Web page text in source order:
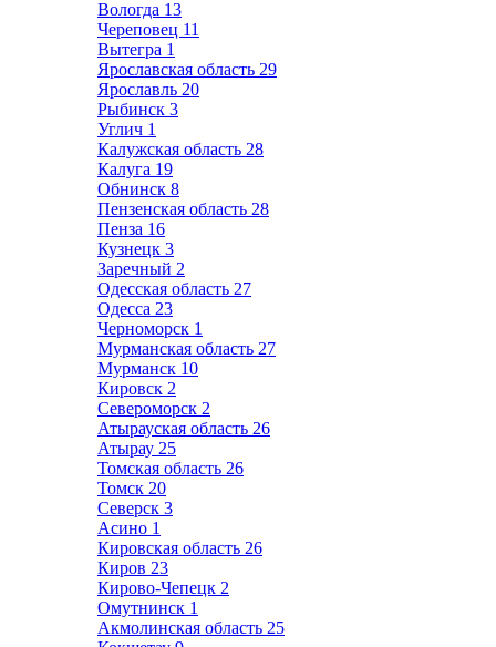
Вологда 13
Череповец 11
Вытегра 1
Ярославская область 29
Ярославль 20
Рыбинск 3
Углич 1
Калужская область 28
Калуга 19
Обнинск 8
Пензенская область 28
Пенза 16
Кузнецк 3
Заречный 2
Одесская область 27
Одесса 23
Черноморск 1
Мурманская область 27
Мурманск 10
Кировск 2
Североморск 2
Атырауская область 26
Атырау 25
Томская область 26
Томск 20
Северск 3
Асино 1
Кировская область 26
Киров 23
Кирово-Чепецк 2
Омутнинск 1
Акмолинская область 25